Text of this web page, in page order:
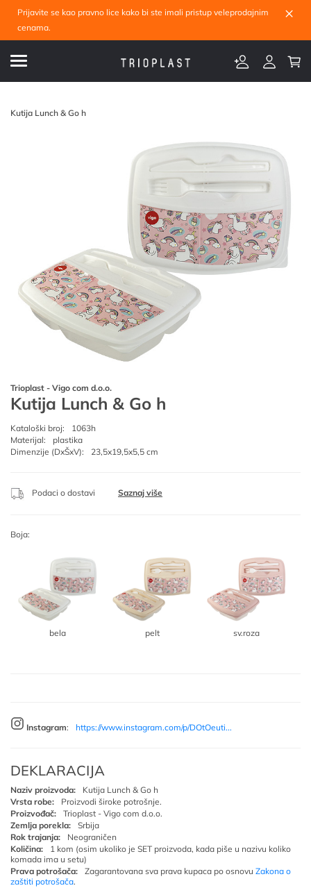
Prijavite se kao pravno lice kako bi ste imali pristup veleprodajnim
cenama.
×
Kutija Lunch & Go h
Trioplast - Vigo com d.o.o.
Kutija Lunch & Go h
Kataloški broj:
1063h
Materijal:
plastika
Dimenzije (DxŠxV):
23,5x19,5x5,5 cm
Podaci o dostavi Saznaj više
Boja:
bela pelt sv.roza
Instagram: https://www.instagram.com/p/DOtOeuti...
DEKLARACIJA
Naziv proizvoda:
Kutija Lunch & Go h
Vrsta robe:
Proizvodi široke potrošnje.
Proizvođač:
Trioplast - Vigo com d.o.o.
Zemlja porekla:
Srbija
Rok trajanja:
Neograničen
Količina:
1 kom (osim ukoliko je SET proizvoda, kada piše u nazivu koliko
komada ima u setu)
Prava potrošača:
Zagarantovana sva prava kupaca po osnovu Zakona o
zaštiti potrošača.